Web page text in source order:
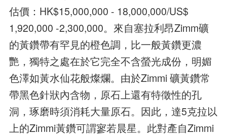
估價：HK$15,000,000 - 18,000,000/US$
1,920,000 -2,300,000。來自塞拉利昂Zimm礦
的黃鑽帶有罕見的橙色調，比一般黃鑽更濃
艷，獨特之處在於它完全不含螢光成份，明媚
色澤如黃水仙花般燦爛。由於Zimmi 礦黃鑽常
帶黑色針狀內含物，原石上還有特徵性的孔
洞，琢磨時須消耗大量原石。因此，達5克拉以
上的Zimmi黃鑽可謂寥若晨星。此對產自Zimmi